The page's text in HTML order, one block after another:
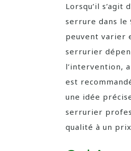
Lorsqu’il
serrure dans le
peuvent varier
serrurier
l’intervention,
est
une idée
serrurier
qualité à un